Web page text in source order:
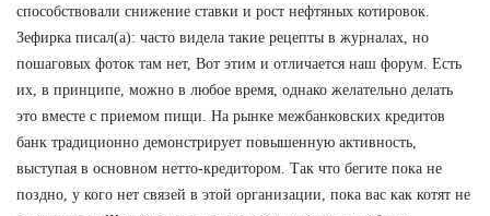
способствовали снижение ставки и рост нефтяных котировок.
Зефирка писал(а): часто видела такие рецепты в журналах, но
пошаговых фоток там нет, Вот этим и отличается наш форум. Есть
их, в принципе, можно в любое время, однако желательно делать
это вместе с приемом пищи. На рынке межбанковских кредитов
банк традиционно демонстрирует повышенную активность,
выступая в основном нетто-кредитором. Так что бегите пока не
поздно, у кого нет связей в этой организации, пока вас как котят не